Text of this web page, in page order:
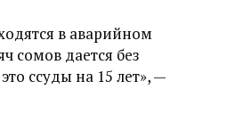
в аварийном
сомов дается без
ссуды на 15 лет», —